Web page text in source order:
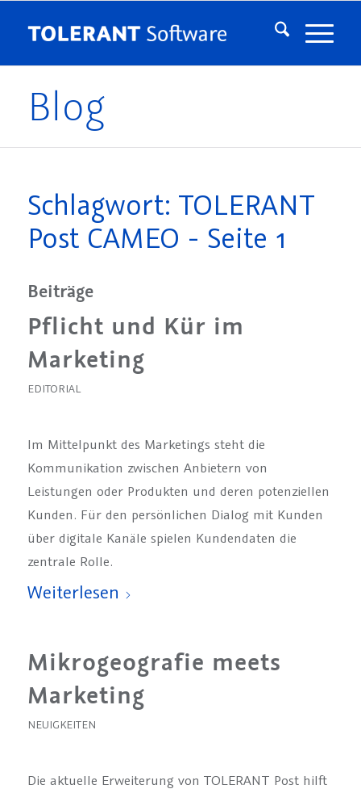
Blog
Schlagwort: TOLERANT
Post CAMEO - Seite 1
Beiträge
Pflicht und Kür im
Marketing
EDITORIAL
Im Mittelpunkt des Marketings steht die
Kommunikation zwischen Anbietern von
Leistungen oder Produkten und deren potenziellen
Kunden. Für den persönlichen Dialog mit Kunden
über digitale Kanäle spielen Kundendaten die
zentrale Rolle.
Weiterlesen
Mikrogeografie meets
Marketing
NEUIGKEITEN
Die aktuelle Erweiterung von TOLERANT Post hilft